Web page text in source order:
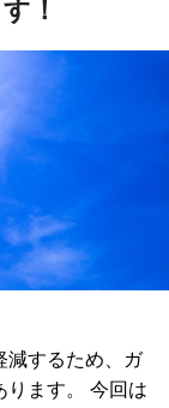
！
減するため、ガ
ります。 今回は